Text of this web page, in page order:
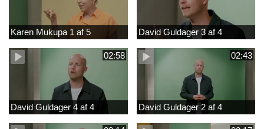
Karen Mukupa 1 af 5 David Guldager 3 af 4
02:58
David Guldager 4 af 4
02:43
David Guldager 2 af 4